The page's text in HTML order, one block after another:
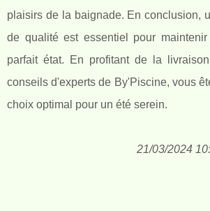
plaisirs de la baignade. En conclusion,
de qualité est essentiel pour
parfait état. En profitant de la
conseils d'experts de By'Piscine, vous
choix optimal pour un été serein.
21/03/2024